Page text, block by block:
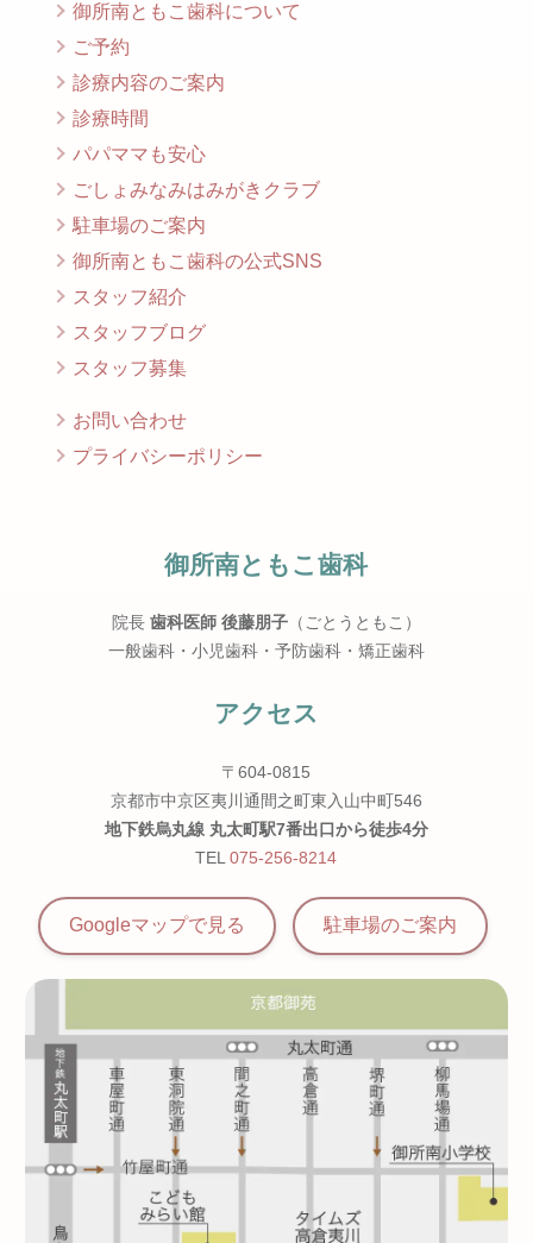
御所南ともこ歯科について
ご予約
診療内容のご案内
診療時間
パパママも安心
ごしょみなみはみがきクラブ
駐車場のご案内
御所南ともこ歯科の公式SNS
スタッフ紹介
スタッフブログ
スタッフ募集
お問い合わせ
プライバシーポリシー
御所南ともこ歯科
院長 歯科医師 後藤朋子（ごとうともこ）
一般歯科・小児歯科・予防歯科・矯正歯科
アクセス
〒604-0815
京都市中京区夷川通間之町東入山中町546
地下鉄烏丸線 丸太町駅7番出口から徒歩4分
TEL075-256-8214
Googleマップで見る 駐車場のご案内